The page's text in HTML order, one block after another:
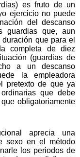
es fruto de un
ejercicio no puede
del descanso
guardias que, aun
que para el
completa de diez
(guardias de
a un descanso
la empleadora
pretexto de que ya
que debe
obligatoriamente
aprecia una
sexo en el método
los periodos de